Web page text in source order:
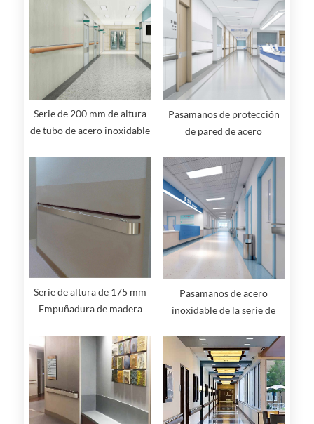
Serie de 200 mm de altura
de tubo de acero inoxidable
Pasamanos de protección
de pared de acero
mm de altura
Serie de altura de 175 mm
Empuñadura de madera
protección de pared de
acero inoxidable
Pasamanos de acero
inoxidable de la serie de